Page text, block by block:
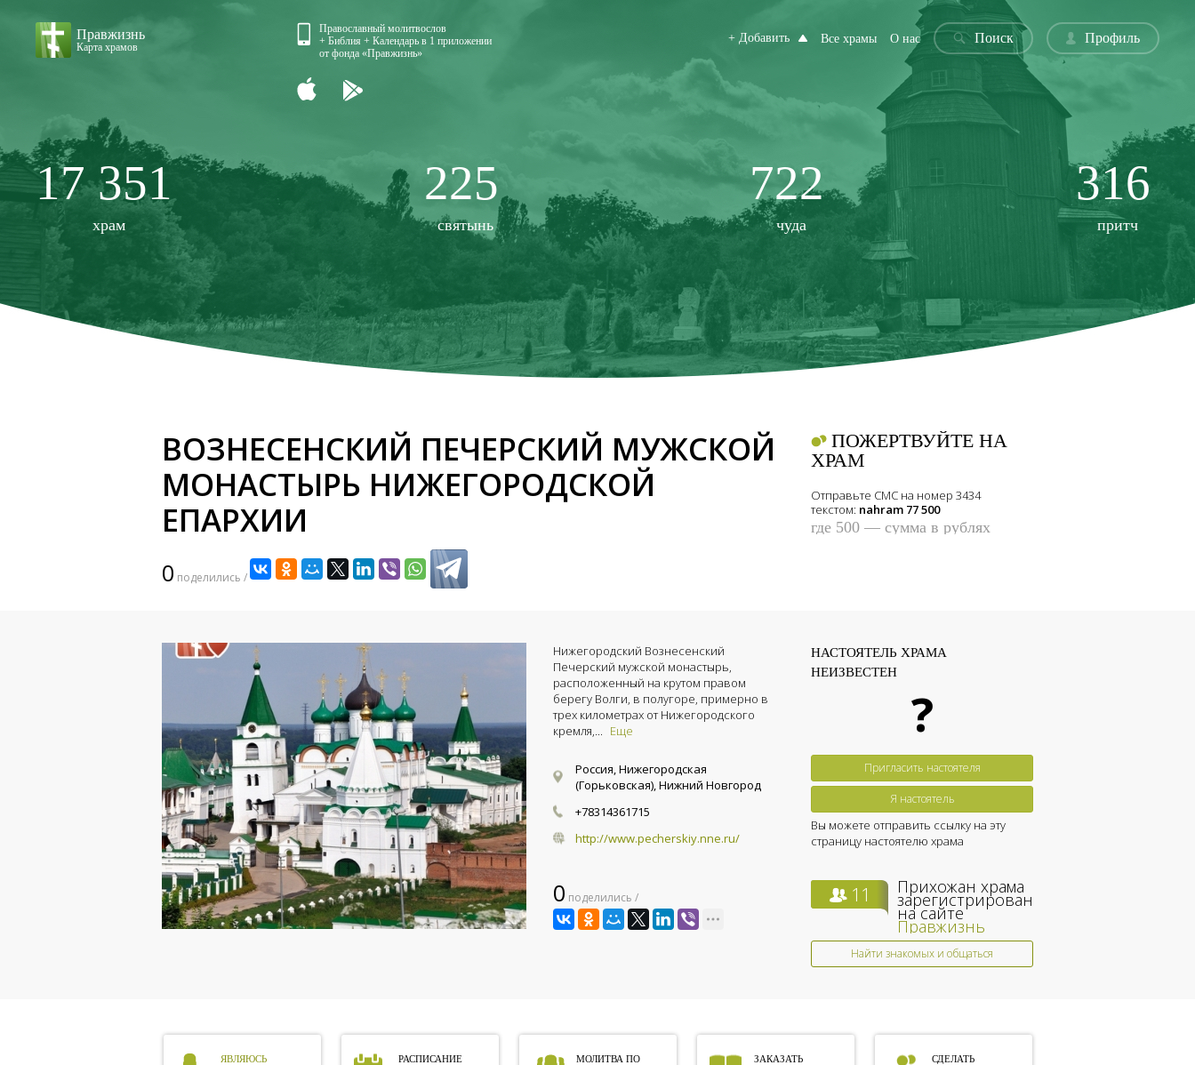
Правжизнь
Карта храмов
Православный молитвослов
+ Библия + Календарь в 1 приложении
от фонда «Правжизнь»
+ Добавить Все храмы О нас Поиск Профиль
17 351
храм
225
святынь
722
чуда
316
притч
ВОЗНЕСЕНСКИЙ ПЕЧЕРСКИЙ МУЖСКОЙ
МОНАСТЫРЬ НИЖЕГОРОДСКОЙ
ЕПАРХИИ
0 поделились /
ПОЖЕРТВУЙТЕ НА
ХРАМ
Отправьте СМС на номер 3434
текстом: nahram 77 500
где 500 — сумма в рублях
Нижегородский Вознесенский
Печерский мужской монастырь,
расположенный на крутом правом
берегу Волги, в полугоре, примерно в
трех километрах от Нижегородского
кремля,... Еще
Россия, Нижегородская
(Горьковская), Нижний Новгород
+78314361715
http://www.pecherskiy.nne.ru/
0 поделились /
НАСТОЯТЕЛЬ ХРАМА
НЕИЗВЕСТЕН
?
Пригласить настоятеля
Я настоятель
Вы можете отправить ссылку на эту
страницу настоятелю храма
11 Прихожан храма
зарегистрированы
на сайте
Правжизнь
Найти знакомых и общаться
ЯВЛЯЮСЬ
РАСПИСАНИЕ
МОЛИТВА ПО
ЗАКАЗАТЬ
СДЕЛАТЬ